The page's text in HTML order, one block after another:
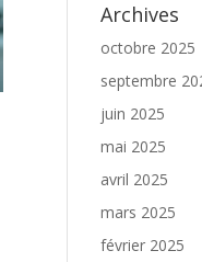
Archives
octobre 2025
septembre
juin 2025
mai 2025
avril 2025
mars 2025
février 2025